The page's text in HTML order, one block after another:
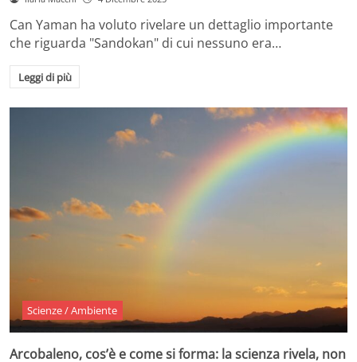
Can Yaman ha voluto rivelare un dettaglio importante
che riguarda "Sandokan" di cui nessuno era…
Leggi di più
Scienze / Ambiente
Arcobaleno, cos’è e come si forma: la scienza rivela, non